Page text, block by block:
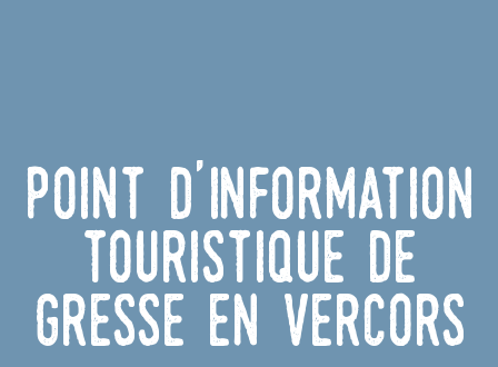
Point d'Information
Touristique de
Gresse en Vercors